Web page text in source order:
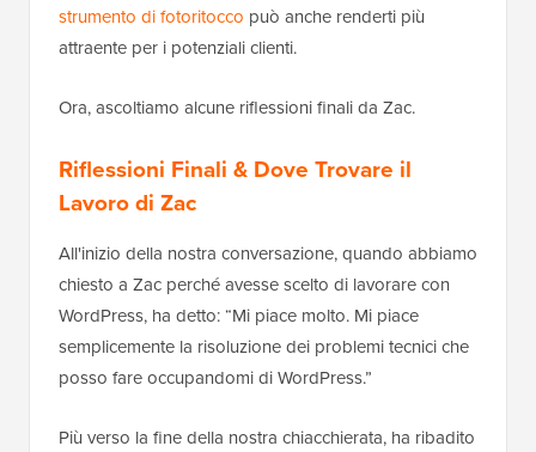
strumento di fotoritocco può anche renderti più
attraente per i potenziali clienti.
Ora, ascoltiamo alcune riflessioni finali da Zac.
Riflessioni Finali & Dove Trovare il
Lavoro di Zac
All'inizio della nostra conversazione, quando abbiamo
chiesto a Zac perché avesse scelto di lavorare con
WordPress, ha detto: “Mi piace molto. Mi piace
semplicemente la risoluzione dei problemi tecnici che
posso fare occupandomi di WordPress.”
Più verso la fine della nostra chiacchierata, ha ribadito